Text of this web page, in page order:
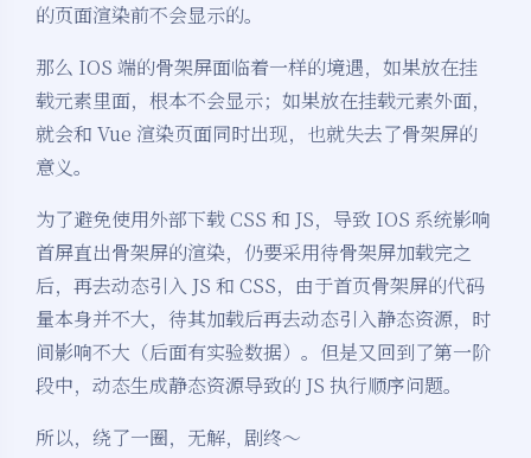
的页面渲染前不会显示的。
那么 IOS 端的骨架屏面临着一样的境遇，如果放在挂
载元素里面，根本不会显示；如果放在挂载元素外面，
就会和 Vue 渲染页面同时出现，也就失去了骨架屏的
意义。
为了避免使用外部下载 CSS 和 JS，导致 IOS 系统影响
首屏直出骨架屏的渲染，仍要采用待骨架屏加载完之
后，再去动态引入 JS 和 CSS，由于首页骨架屏的代码
量本身并不大，待其加载后再去动态引入静态资源，时
间影响不大（后面有实验数据）。但是又回到了第一阶
段中，动态生成静态资源导致的 JS 执行顺序问题。
所以，绕了一圈，无解，剧终～